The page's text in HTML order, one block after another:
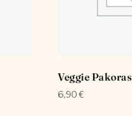
Veggie Pakoras
6,90€